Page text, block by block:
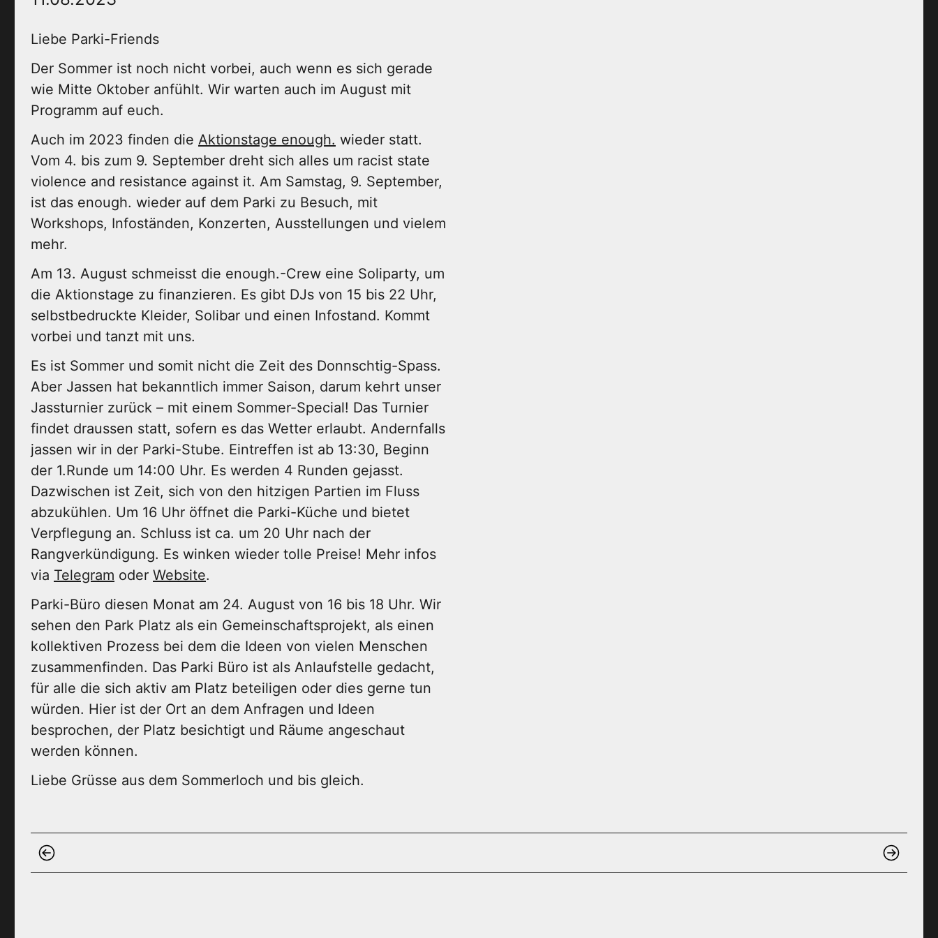
Liebe Parki-Friends
Der Sommer ist noch nicht vorbei, auch wenn es sich gerade
wie Mitte Oktober anfühlt. Wir warten auch im August mit
Programm auf euch.
Auch im 2023 finden die Aktionstage enough. wieder statt.
Vom 4. bis zum 9. September dreht sich alles um racist state
violence and resistance against it. Am Samstag, 9. September,
ist das enough. wieder auf dem Parki zu Besuch, mit
Workshops, Infoständen, Konzerten, Ausstellungen und vielem
mehr.
Am 13. August schmeisst die enough.-Crew eine Soliparty, um
die Aktionstage zu finanzieren. Es gibt DJs von 15 bis 22 Uhr,
selbstbedruckte Kleider, Solibar und einen Infostand. Kommt
vorbei und tanzt mit uns.
Es ist Sommer und somit nicht die Zeit des Donnschtig-Spass.
Aber Jassen hat bekanntlich immer Saison, darum kehrt unser
Jassturnier zurück – mit einem Sommer-Special! Das Turnier
findet draussen statt, sofern es das Wetter erlaubt. Andernfalls
jassen wir in der Parki-Stube. Eintreffen ist ab 13:30, Beginn
der 1.Runde um 14:00 Uhr. Es werden 4 Runden gejasst.
Dazwischen ist Zeit, sich von den hitzigen Partien im Fluss
abzukühlen. Um 16 Uhr öffnet die Parki-Küche und bietet
Verpflegung an. Schluss ist ca. um 20 Uhr nach der
Rangverkündigung. Es winken wieder tolle Preise! Mehr infos
via Telegram oder Website.
Parki-Büro diesen Monat am 24. August von 16 bis 18 Uhr. Wir
sehen den Park Platz als ein Gemeinschaftsprojekt, als einen
kollektiven Prozess bei dem die Ideen von vielen Menschen
zusammenfinden. Das Parki Büro ist als Anlaufstelle gedacht,
für alle die sich aktiv am Platz beteiligen oder dies gerne tun
würden. Hier ist der Ort an dem Anfragen und Ideen
besprochen, der Platz besichtigt und Räume angeschaut
werden können.
Liebe Grüsse aus dem Sommerloch und bis gleich.